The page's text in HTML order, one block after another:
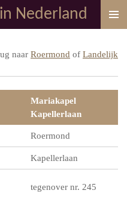
Nederland
naar Roermond of Landelijk
Mariakapel
Kapellerlaan
Roermond
Kapellerlaan
tegenover nr. 245